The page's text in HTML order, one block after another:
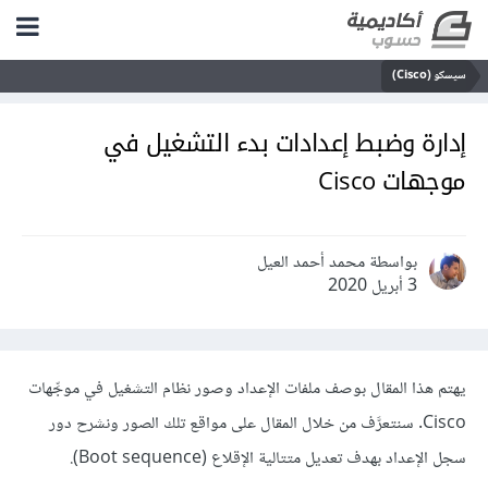
سيسكو (Cisco)
إدارة وضبط إعدادات بدء التشغيل في
موجهات Cisco
بواسطة محمد أحمد العيل
3 أبريل 2020
يهتم هذا المقال بوصف ملفات الإعداد وصور نظام التشغيل في موجِّهات
Cisco. سنتعرَّف من خلال المقال على مواقع تلك الصور ونشرح دور
سجل الإعداد بهدف تعديل متتالية الإقلاع (Boot sequence).